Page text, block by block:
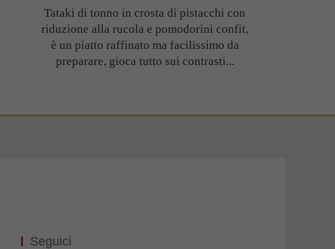
Tataki di tonno in crosta di pistacchi con
riduzione alla rucola e pomodorini confit,
è un piatto raffinato ma facilissimo da
preparare, gioca tutto sui contrasti...
Seguici